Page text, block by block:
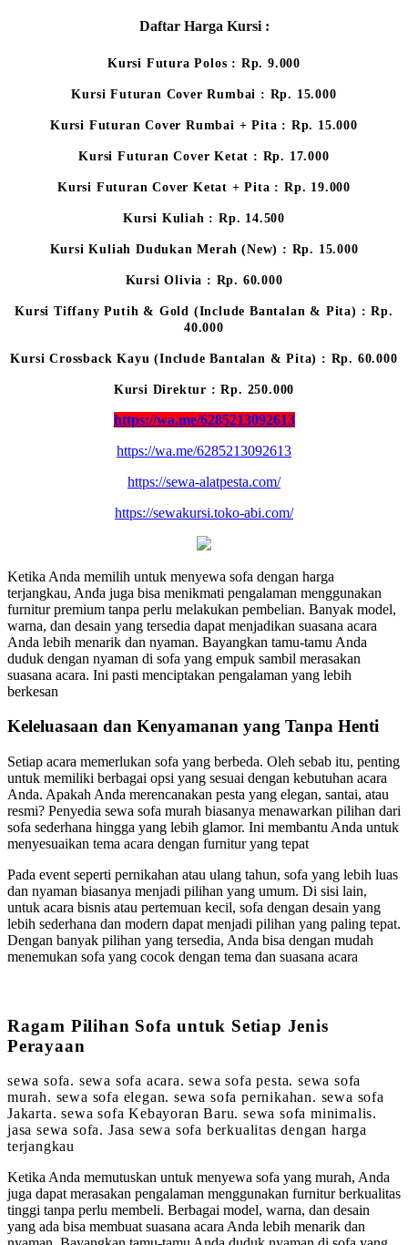
Daftar Harga Kursi :
Kursi Futura Polos : Rp. 9.000
Kursi Futuran Cover Rumbai : Rp. 15.000
Kursi Futuran Cover Rumbai + Pita : Rp. 15.000
Kursi Futuran Cover Ketat : Rp. 17.000
Kursi Futuran Cover Ketat + Pita : Rp. 19.000
Kursi Kuliah : Rp. 14.500
Kursi Kuliah Dudukan Merah (New) : Rp. 15.000
Kursi Olivia : Rp. 60.000
Kursi Tiffany Putih & Gold (Include Bantalan & Pita) : Rp.
40.000
Kursi Crossback Kayu (Include Bantalan & Pita) : Rp. 60.000
Kursi Direktur : Rp. 250.000
https://wa.me/6285213092613
https://wa.me/6285213092613
https://sewa-alatpesta.com/
https://sewakursi.toko-abi.com/
Ketika Anda memilih untuk menyewa sofa dengan harga
terjangkau, Anda juga bisa menikmati pengalaman menggunakan
furnitur premium tanpa perlu melakukan pembelian. Banyak model,
warna, dan desain yang tersedia dapat menjadikan suasana acara
Anda lebih menarik dan nyaman. Bayangkan tamu-tamu Anda
duduk dengan nyaman di sofa yang empuk sambil merasakan
suasana acara. Ini pasti menciptakan pengalaman yang lebih
berkesan
Keleluasaan dan Kenyamanan yang Tanpa Henti
Setiap acara memerlukan sofa yang berbeda. Oleh sebab itu, penting
untuk memiliki berbagai opsi yang sesuai dengan kebutuhan acara
Anda. Apakah Anda merencanakan pesta yang elegan, santai, atau
resmi? Penyedia sewa sofa murah biasanya menawarkan pilihan dari
sofa sederhana hingga yang lebih glamor. Ini membantu Anda untuk
menyesuaikan tema acara dengan furnitur yang tepat
Pada event seperti pernikahan atau ulang tahun, sofa yang lebih luas
dan nyaman biasanya menjadi pilihan yang umum. Di sisi lain,
untuk acara bisnis atau pertemuan kecil, sofa dengan desain yang
lebih sederhana dan modern dapat menjadi pilihan yang paling tepat.
Dengan banyak pilihan yang tersedia, Anda bisa dengan mudah
menemukan sofa yang cocok dengan tema dan suasana acara
Ragam Pilihan Sofa untuk Setiap Jenis
Perayaan
sewa sofa. sewa sofa acara. sewa sofa pesta. sewa sofa
murah. sewa sofa elegan. sewa sofa pernikahan. sewa sofa
Jakarta. sewa sofa Kebayoran Baru. sewa sofa minimalis.
jasa sewa sofa. Jasa sewa sofa berkualitas dengan harga
terjangkau
Ketika Anda memutuskan untuk menyewa sofa yang murah, Anda
juga dapat merasakan pengalaman menggunakan furnitur berkualitas
tinggi tanpa perlu membeli. Berbagai model, warna, dan desain
yang ada bisa membuat suasana acara Anda lebih menarik dan